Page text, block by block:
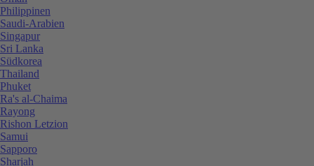
Philippinen
Saudi-Arabien
Singapur
Sri Lanka
Südkorea
Thailand
Phuket
Ra's al-Chaima
Rayong
Rishon Letzion
Samui
Sapporo
Sharjah